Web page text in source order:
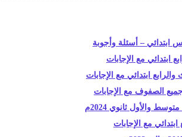
ابتدائي مع الإجابات
الصفوف مع الإجابات
والأول ثانوي 2024م